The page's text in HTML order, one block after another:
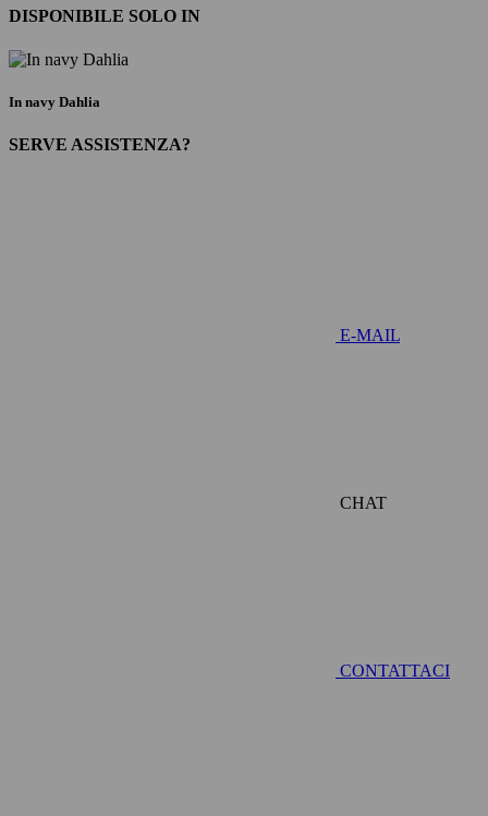
DISPONIBILE SOLO IN
In navy Dahlia
SERVE ASSISTENZA?
E-MAIL
CHAT
CONTATTACI